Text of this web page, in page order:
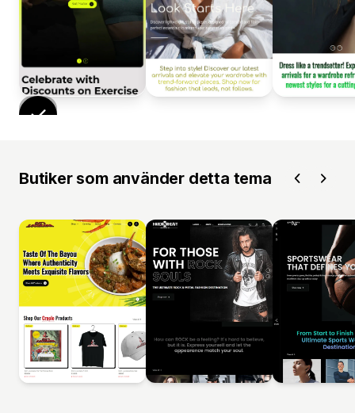
Butiker som använder detta tema